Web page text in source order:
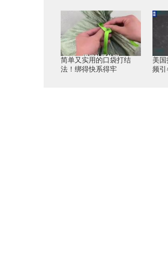
简单又实用的口袋打结
法！绑得快系得牢
美国
频引